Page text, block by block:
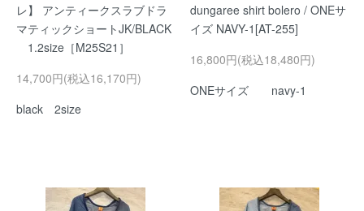
レ】 アンティークスラブドラ
マティックショートJK/BLACK
1.2size［M25S21］
14,700円(税込16,170円)
black 2size
dungaree shirt bolero / ONEサ
イズ NAVY-1[AT-255]
16,800円(税込18,480円)
ONEサイズ navy-1